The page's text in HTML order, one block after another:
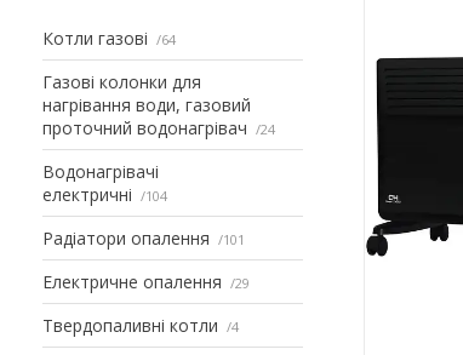
Котли газові 64
Газові колонки для
нагрівання води, газовий
проточний водонагрівач
24
Водонагрівачі
електричні
104
Радіатори опалення 101
Електричне опалення 29
Твердопаливні котли 4